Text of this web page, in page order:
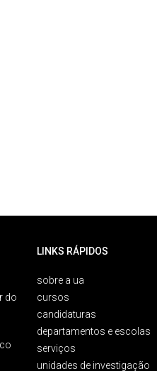
do
LINKS RÁPIDOS
sobre a ua
cursos
candidaturas
departamentos e escolas
serviços
unidades de investigação